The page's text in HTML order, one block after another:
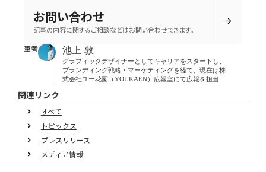
お問い合わせ
記事の内容に関するご相談などはお問い合わせできます。
arrow_forward
筆者 池上 敦
グラフィックデザイナーとしてキャリアをスタートし、
ブランディング戦略・マーケティングを経て、現在は株
式会社ユー花園（YOUKAEN）広報室にて広報を担当
関連リンク
keyboard_arrow_right すべて
keyboard_arrow_right トピックス
keyboard_arrow_right プレスリリース
keyboard_arrow_right メディア情報